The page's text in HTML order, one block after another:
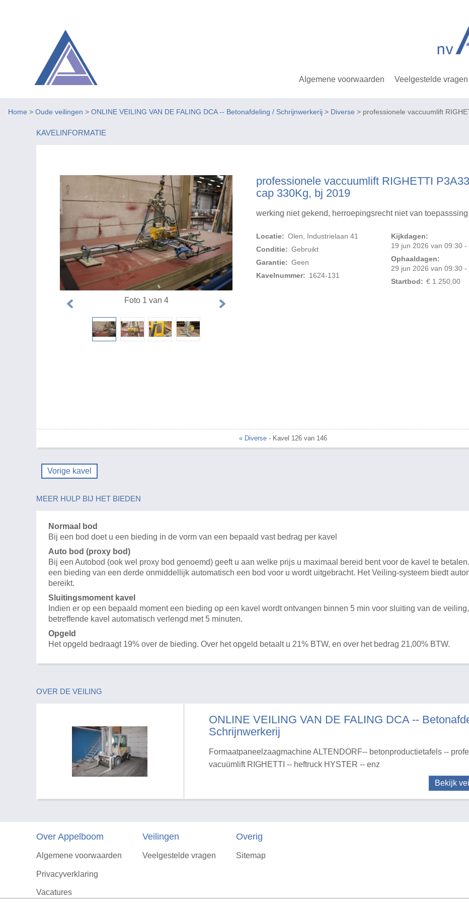
Algemene voorwaarden Veelgestelde vragen
Home > Oude veilingen > ONLINE VEILING VAN DE FALING DCA -- Betonafdeling / Schrijnwerkerij > Diverse > professionele vaccuumlift
KAVELINFORMATIE
professionele vaccuumlift RIGHETTI
cap 330Kg, bj 2019
werking niet gekend, herroepingsrecht niet van toepasssing
Locatie: Olen, Industrielaan 41
Conditie: Gebruikt
Garantie: Geen
Kavelnummer: 1624-131
Kijkdagen:
19 jun 2026 van 09:30 -
Ophaaldagen:
29 jun 2026 van 09:30 -
Startbod: € 1.250,00
Foto 1 van 4
« Diverse- Kavel 126 van 146
Vorige kavel
MEER HULP BIJ HET BIEDEN
Normaal bod
Bij een bod doet u een bieding in de vorm van een bepaald vast bedrag per kavel
Auto bod (proxy bod)
Bij een Autobod (ook wel proxy bod genoemd) geeft u aan welke prijs u maximaal bereid bent voor de kavel te
een bieding van een derde onmiddellijk automatisch een bod voor u wordt uitgebracht. Het Veiling-systeem biedt
bereikt.
Sluitingsmoment kavel
Indien er op een bepaald moment een bieding op een kavel wordt ontvangen binnen 5 min voor sluiting van de
betreffende kavel automatisch verlengd met 5 minuten.
Opgeld
Het opgeld bedraagt 19% over de bieding. Over het opgeld betaalt u 21% BTW, en over het bedrag 21,00% BTW.
OVER DE VEILING
ONLINE VEILING VAN DE FALING DCA --
Schrijnwerkerij
Formaatpaneelzaagmachine ALTENDORF-- betonproductietafels --
vacuümlift RIGHETTI -- heftruck HYSTER -- enz
Bekijk
Over Appelboom
Algemene voorwaarden
Privacyverklaring
Vacatures
Veilingen
Veelgestelde vragen
Overig
Sitemap